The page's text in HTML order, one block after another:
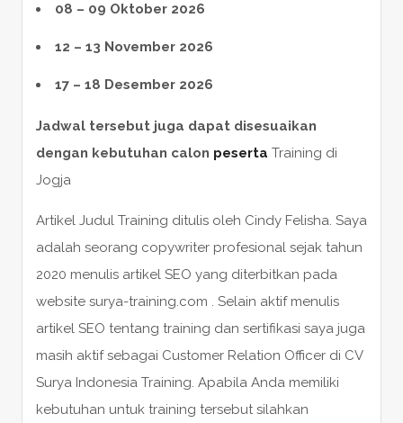
08 – 09 Oktober 2026
12 – 13 November 2026
17 – 18 Desember 2026
Jadwal tersebut juga dapat disesuaikan
dengan kebutuhan calon peserta Training di
Jogja
Artikel Judul Training ditulis oleh Cindy Felisha. Saya
adalah seorang copywriter profesional sejak tahun
2020 menulis artikel SEO yang diterbitkan pada
website surya-training.com . Selain aktif menulis
artikel SEO tentang training dan sertifikasi saya juga
masih aktif sebagai Customer Relation Officer di CV
Surya Indonesia Training. Apabila Anda memiliki
kebutuhan untuk training tersebut silahkan